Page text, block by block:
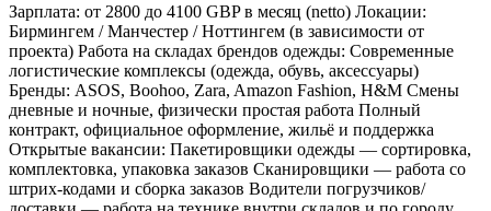
Зарплата: от 2800 до 4100 GBP в месяц (netto) Локации:
Бирмингем / Манчестер / Ноттингем (в зависимости от
проекта) Работа на складах брендов одежды: Современные
логистические комплексы (одежда, обувь, аксессуары)
Бренды: ASOS, Boohoo, Zara, Amazon Fashion, H&M Смены
дневные и ночные, физически простая работа Полный
контракт, официальное оформление, жильё и поддержка
Открытые вакансии: Пакетировщики одежды — сортировка,
комплектовка, упаковка заказов Сканировщики — работа со
штрих-кодами и сборка заказов Водители погрузчиков/